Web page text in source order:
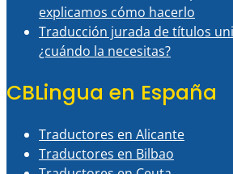
explicamos cómo hacerlo
Traducción jurada de títulos
¿cuándo la necesitas?
CBLingua en España
Traductores en Alicante
Traductores en Bilbao